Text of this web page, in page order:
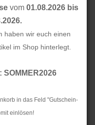
vom 01.08.2026 bis
haben wir euch einen
im Shop hinterlegt.
SOMMER2026
in das Feld "Gutschein-
einlösen!